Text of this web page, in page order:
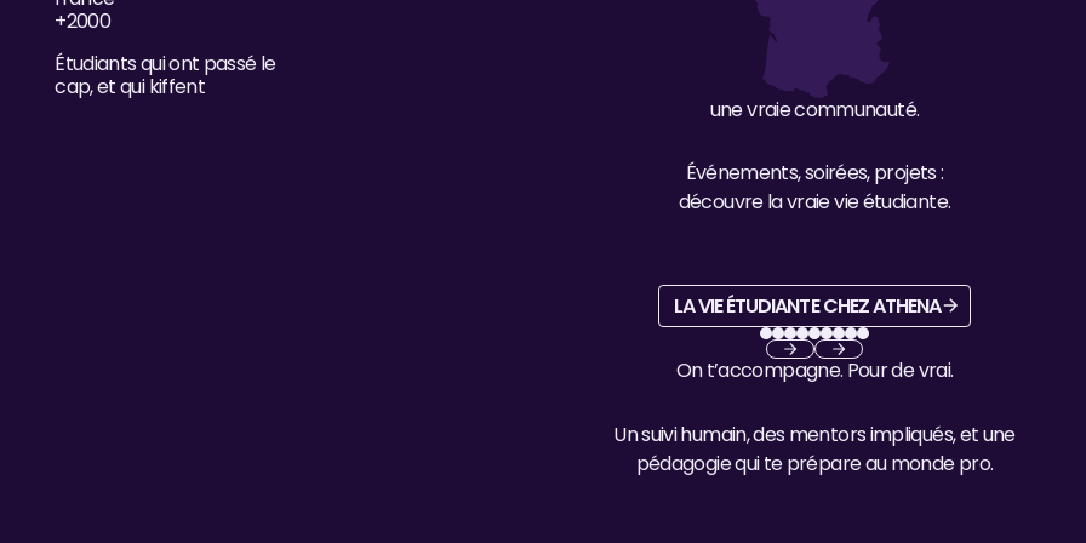
+2000
Étudiants qui ont passé le
cap, et qui kiffent
Perpignan
une vraie communauté.
Événements, soirées, projets :
découvre la vraie vie étudiante.
La vie étudiante chez Athena
LA VIE ÉTUDIANTE CHEZ ATHENA
Previous
Next
On t’accompagne. Pour de vrai.
Un suivi humain, des mentors impliqués, et une
pédagogie qui te prépare au monde pro.